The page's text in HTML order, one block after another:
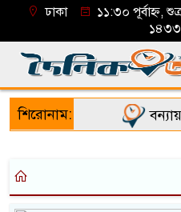
ঢাকা
১১:৩০ পূর্বাহ্ন,
১৪৩৩
শিরোনাম: বন্যায়